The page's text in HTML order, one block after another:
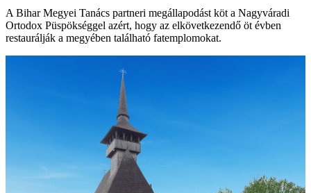
A Bihar Megyei Tanács partneri megállapodást köt a Nagyváradi
Ortodox Püspökséggel azért, hogy az elkövetkezendő öt évben
restaurálják a megyében található fatemplomokat.